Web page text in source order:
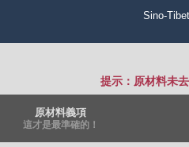
Sino-
提示：原材料未
原材料義項
這才是最準確的！